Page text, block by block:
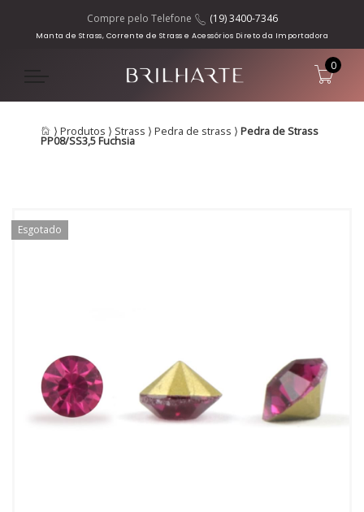
Compre pelo Telefone (19) 3400-7346
Manta de Strass, Corrente de Strass e Acessórios Direto da Importadora
0
⟩ Produtos ⟩ Strass ⟩ Pedra de strass ⟩ Pedra de Strass
PP08/SS3,5 Fuchsia
Esgotado